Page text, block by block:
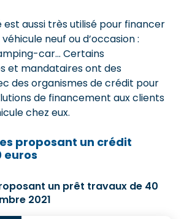
aussi très utilisé pour financer
véhicule neuf ou d’occasion :
car... Certains
et mandataires ont des
des organismes de crédit pour
de financement aux clients
chez eux.
proposant un crédit
euros
un prêt travaux de 40
2021